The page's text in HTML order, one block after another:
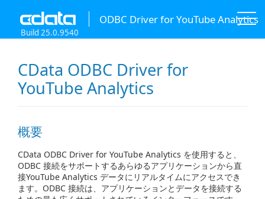
ODBC Driver for YouTube Analytics
Build 25.0.9540
CData ODBC Driver for
YouTube Analytics
概要
CData ODBC Driver for YouTube Analytics を使用すると、
ODBC 接続をサポートするあらゆるアプリケーションから直
接YouTube Analytics データにリアルタイムにアクセスでき
ます。ODBC 接続は、アプリケーションとデータを接続する